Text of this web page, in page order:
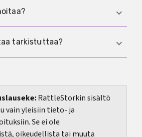
näkyy tilapäisesti hieno
häiritsee sinua selvästi vielä
tarkistuttaa?
jos muutos etenee
tai jos olet huolissasi,
RattleStorkin sisältö
vain yleisiin tieto- ja
Se ei ole
oikeudellista tai muuta